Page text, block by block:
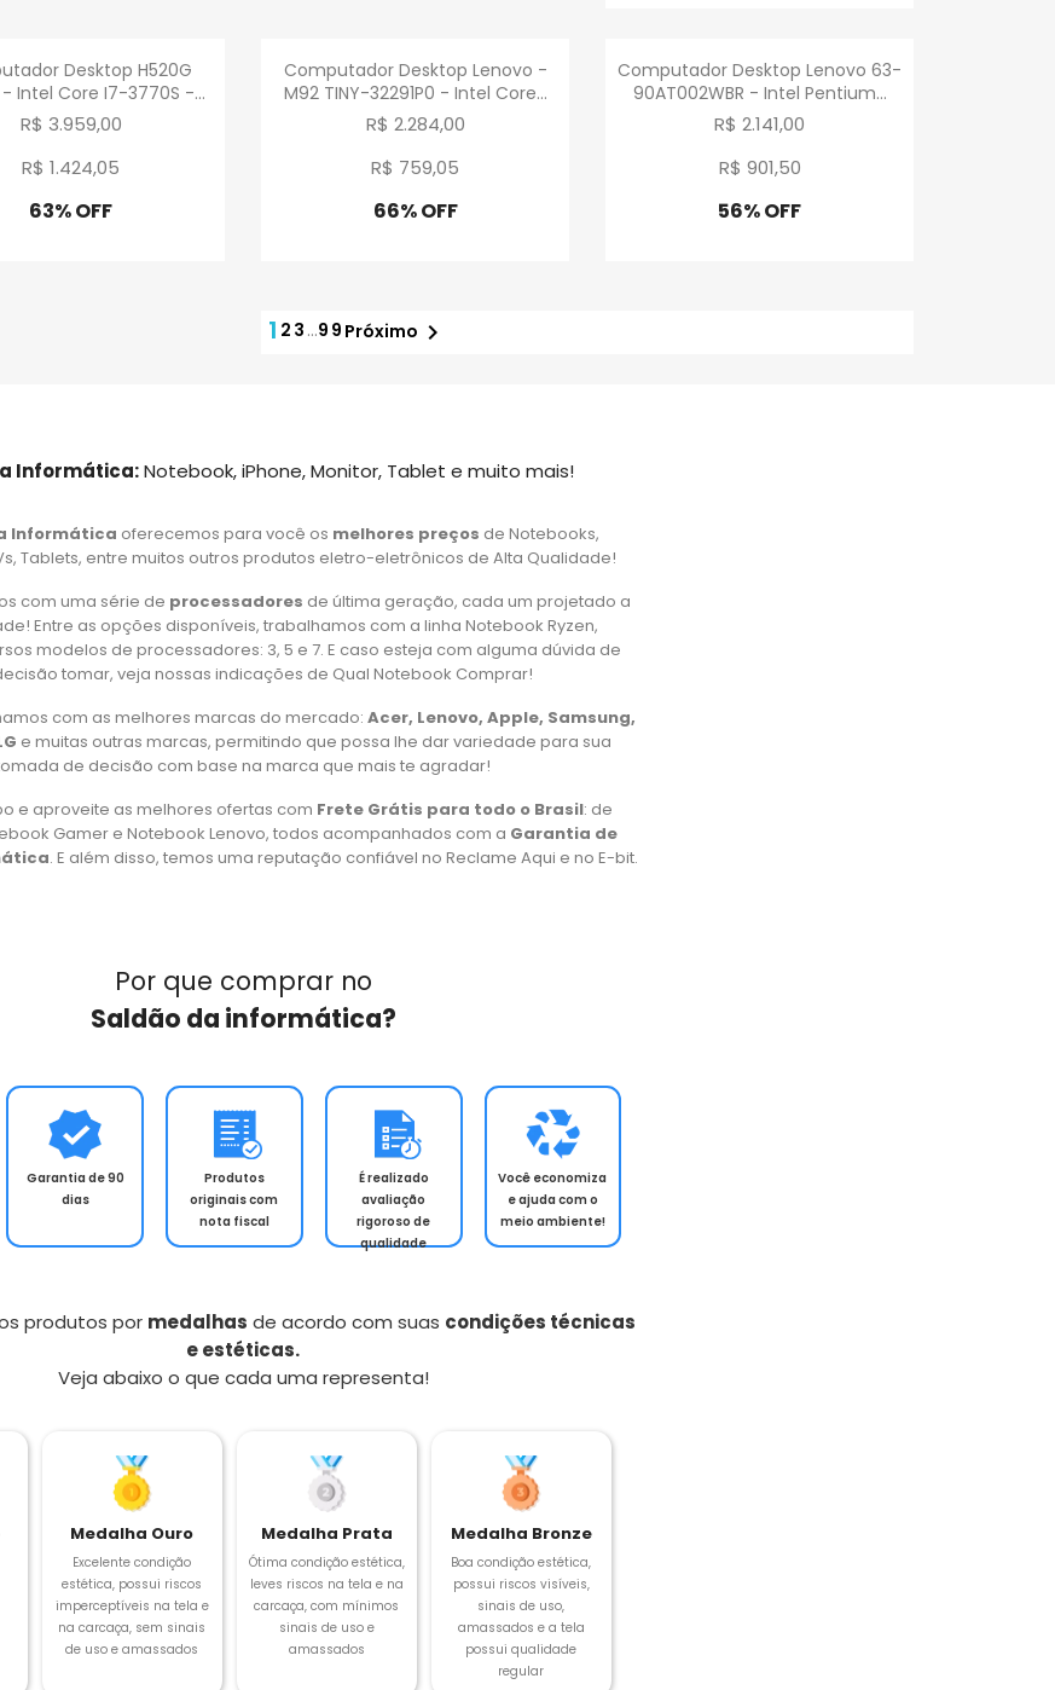
rápida
Desktop H520G
Intel Core I7-3770S -...
R$ 3.959,00
R$ 1.424,05
63% OFF
Visualização rápida
Computador Desktop Lenovo -
M92 TINY-32291P0 - Intel Core...
R$ 2.284,00
R$ 759,05
66% OFF
Visualização rápida
Computador Desktop Lenovo 63-
90AT002WBR - Intel Pentium...
R$ 2.141,00
R$ 901,50
56% OFF
1 2 3 …99 Próximo 
Informática:Notebook, iPhone, Monitor, Tablet e muito mais!
Informática oferecemos para você os melhores preços de Notebooks,
Tablets, entre muitos outros produtos eletro-eletrônicos de Alta Qualidade!
com uma série de processadores de última geração, cada um projetado a
Entre as opções disponíveis, trabalhamos com a linha Notebook Ryzen,
modelos de processadores: 3, 5 e 7. E caso esteja com alguma dúvida de
tomar, veja nossas indicações de Qual Notebook Comprar!
com as melhores marcas do mercado: Acer, Lenovo, Apple, Samsung,
e muitas outras marcas, permitindo que possa lhe dar variedade para sua
de decisão com base na marca que mais te agradar!
e aproveite as melhores ofertas com Frete Grátis para todo o Brasil: de
Gamer e Notebook Lenovo, todos acompanhados com a Garantia de
. E além disso, temos uma reputação confiável no Reclame Aqui e no E-bit.
Por que comprar no
Saldão da informática?
Garantia de 90
dias
Produtos
originais com
nota fiscal
É realizado
avaliação
rigoroso de
qualidade
Você economiza
e ajuda com o
meio ambiente!
produtos por medalhas de acordo com suas condições técnicas
e estéticas.
Veja abaixo o que cada uma representa!
Medalha Ouro
Excelente condição
estética, possui riscos
imperceptíveis na tela e
na carcaça, sem sinais
de uso e amassados
Medalha Prata
Ótima condição estética,
leves riscos na tela e na
carcaça, com mínimos
sinais de uso e
amassados
Medalha Bronze
Boa condição estética,
possui riscos visíveis,
sinais de uso,
amassados e a tela
possui qualidade
regular